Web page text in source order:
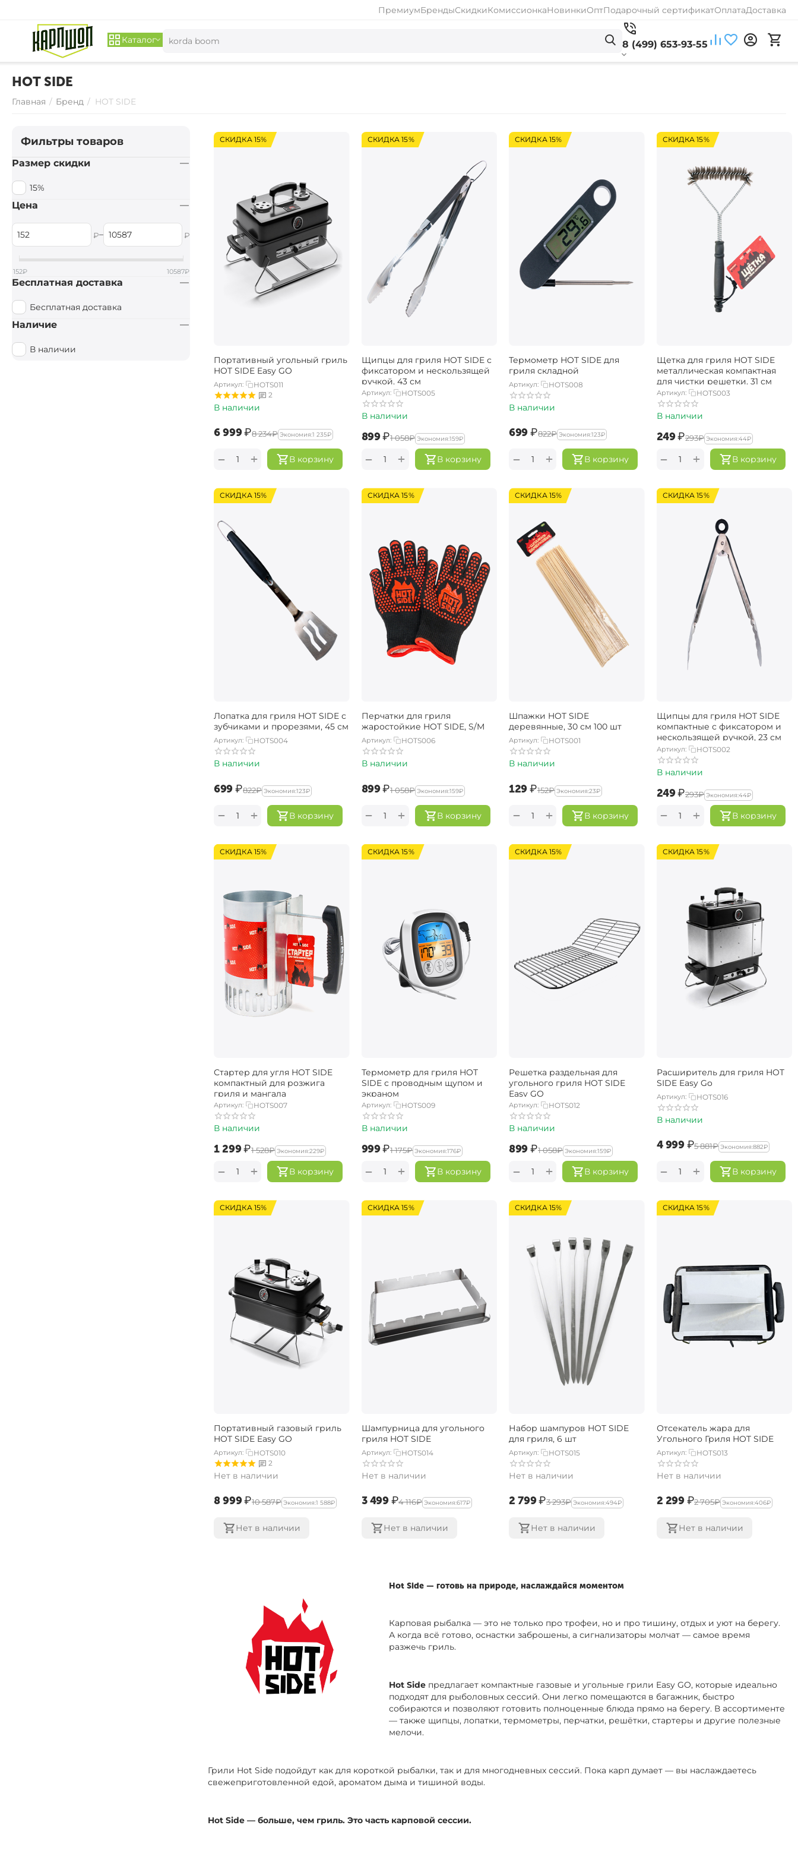
ПремиумБрендыСкидкиКомиссионкаНовинкиОптПодарочный сертификатОплатаДоставка
Каталог 8 (499) 653-93-55
HOT SIDE
Главная / Бренд / HOT SIDE
Hot Side — готовь на природе, наслаждайся моментом
Карповая рыбалка — это не только про трофеи, но и про тишину, отдых и уют на берегу.
А когда всё готово, оснастки заброшены, а сигнализаторы молчат — самое время
разжечь гриль.
Hot Side предлагает компактные газовые и угольные грили Easy GO, которые идеально
подходят для рыболовных сессий. Они легко помещаются в багажник, быстро
собираются и позволяют готовить полноценные блюда прямо на берегу. В ассортименте
— также щипцы, лопатки, термометры, перчатки, решётки, стартеры и другие полезные
мелочи.
Грили Hot Side подойдут как для короткой рыбалки, так и для многодневных сессий. Пока карп думает — вы наслаждаетесь
свежеприготовленной едой, ароматом дыма и тишиной воды.
Hot Side — больше, чем гриль. Это часть карповой сессии.
СКИДКА 15%
Портативный угольный гриль
HOT SIDE Easy GO
Артикул:
HOTS011
2
В наличии
‍6 999‍₽‍8 234‍₽ Экономия:‍1 235‍₽
В корзину
+
−
СКИДКА 15%
Щипцы для гриля HOT SIDE с
фиксатором и нескользящей
ручкой, 43 см
Артикул: HOTS005
В наличии
‍899‍₽‍1 058‍₽ Экономия:‍159‍₽
В корзину
+
−
СКИДКА 15%
Термометр HOT SIDE для
гриля складной
Артикул: HOTS008
В наличии
‍699‍₽‍822‍₽ Экономия:‍123‍₽
В корзину
+
−
СКИДКА 15%
Щетка для гриля HOT SIDE
металлическая компактная
для чистки решетки, 31 см
Артикул: HOTS003
В наличии
‍249‍₽‍293‍₽ Экономия:‍44‍₽
В корзину
+
−
СКИДКА 15%
Лопатка для гриля HOT SIDE с
зубчиками и прорезями, 45 см
Артикул: HOTS004
В наличии
‍699‍₽‍822‍₽ Экономия:‍123‍₽
В корзину
+
−
СКИДКА 15%
Перчатки для гриля
жаростойкие HOT SIDE, S/M
Артикул: HOTS006
В наличии
‍899‍₽‍1 058‍₽ Экономия:‍159‍₽
В корзину
+
−
СКИДКА 15%
Шпажки HOT SIDE
деревянные, 30 см 100 шт
Артикул: HOTS001
В наличии
‍129‍₽‍152‍₽ Экономия:‍23‍₽
В корзину
+
−
СКИДКА 15%
Щипцы для гриля HOT SIDE
компактные с фиксатором и
нескользящей ручкой, 23 см
Артикул: HOTS002
В наличии
‍249‍₽‍293‍₽ Экономия:‍44‍₽
В корзину
+
−
СКИДКА 15%
Стартер для угля HOT SIDE
компактный для розжига
гриля и мангала
Артикул: HOTS007
В наличии
‍1 299‍₽‍1 528‍₽ Экономия:‍229‍₽
В корзину
+
−
СКИДКА 15%
Термометр для гриля HOT
SIDE с проводным щупом и
экраном
Артикул: HOTS009
В наличии
‍999‍₽‍1 175‍₽ Экономия:‍176‍₽
В корзину
+
−
СКИДКА 15%
Решетка раздельная для
угольного гриля HOT SIDE
Easy GO
Артикул: HOTS012
В наличии
‍899‍₽‍1 058‍₽ Экономия:‍159‍₽
В корзину
+
−
СКИДКА 15%
Расширитель для гриля HOT
SIDE Easy Go
Артикул: HOTS016
В наличии
‍4 999‍₽‍5 881‍₽ Экономия:‍882‍₽
В корзину
+
−
СКИДКА 15%
Портативный газовый гриль ​
HOT SIDE Easy GO
Артикул:
HOTS010
2
Нет в наличии
‍8 999‍₽‍10 587‍₽ Экономия:‍1 588‍₽
Нет в наличии
СКИДКА 15%
Шампурница для угольного
гриля HOT SIDE
Артикул: HOTS014
Нет в наличии
‍3 499‍₽‍4 116‍₽ Экономия:‍617‍₽
Нет в наличии
СКИДКА 15%
Набор шампуров HOT SIDE
для гриля, 6 шт
Артикул: HOTS015
Нет в наличии
‍2 799‍₽‍3 293‍₽ Экономия:‍494‍₽
Нет в наличии
СКИДКА 15%
Отсекатель жара для
Угольного Гриля HOT SIDE
Артикул: HOTS013
Нет в наличии
‍2 299‍₽‍2 705‍₽ Экономия:‍406‍₽
Нет в наличии
Фильтры товаров
Размер скидки
15%
Цена
₽– ₽
152₽ 10587₽
Бесплатная доставка
Бесплатная доставка
Наличие
В наличии